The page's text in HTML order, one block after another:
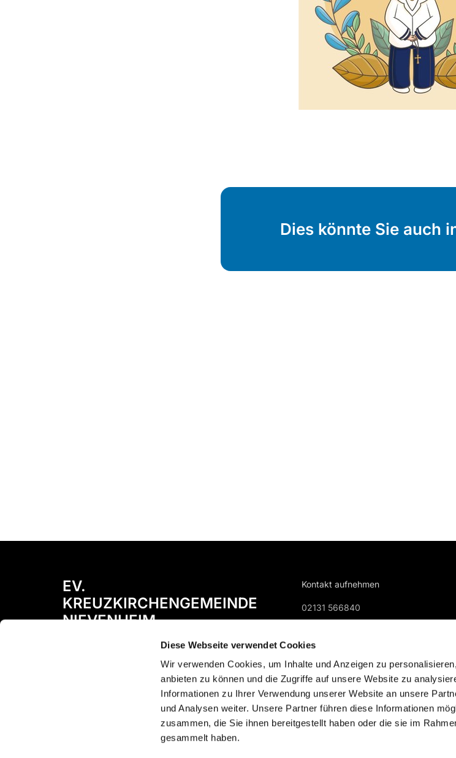
Diese Webseite verwendet Cookies
Wir verwenden Cookies, um Inhalte und Anzeigen zu
anbieten zu können und die Zugriffe auf unsere Website zu
Informationen zu Ihrer Verwendung unserer Website an unsere
und Analysen weiter. Unsere Partner führen diese Informationen
zusammen, die Sie ihnen bereitgestellt haben oder die sie im
gesammelt haben.
Dies könnte Sie auch
EV.
KREUZKIRCHENGEMEINDE
NIEVENHEIM
Kontakt aufnehmen
02131 566840
Impressum Datenschutzerklärung